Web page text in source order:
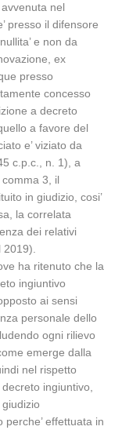
nel
presso il difensore
e non da
ex
presso
concesso
a decreto
a favore del
e’ viziato da
c.p.c., n. 1), a
3, il
in giudizio, cosi’
la correlata
dei relativi
ha ritenuto che la
ingiuntivo
ai sensi
personale dello
ogni rilievo
emerge dalla
nel rispetto
ingiuntivo,
perche’ effettuata in